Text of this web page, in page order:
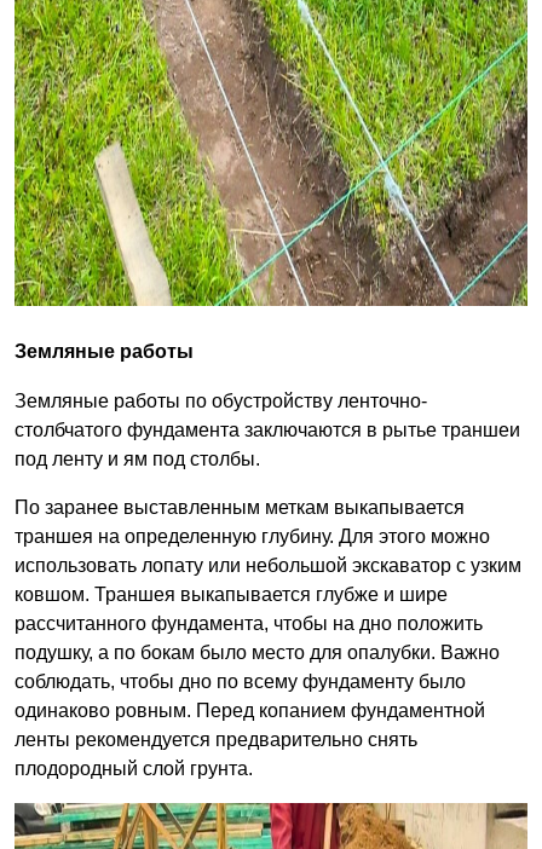
Земляные работы
Земляные работы по обустройству ленточно-
столбчатого фундамента заключаются в рытье траншеи
под ленту и ям под столбы.
По заранее выставленным меткам выкапывается
траншея на определенную глубину. Для этого можно
использовать лопату или небольшой экскаватор с узким
ковшом. Траншея выкапывается глубже и шире
рассчитанного фундамента, чтобы на дно положить
подушку, а по бокам было место для опалубки. Важно
соблюдать, чтобы дно по всему фундаменту было
одинаково ровным. Перед копанием фундаментной
ленты рекомендуется предварительно снять
плодородный слой грунта.